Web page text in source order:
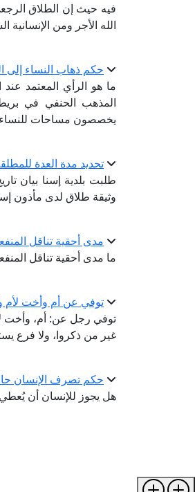
فيه حيث إن الطلاق
الله الأجر ومن الإنسانية
حكم ذهاب النساء إلى
ما هو الرأي المعتمد
المذهب الحنفي في
يخصصون مساحات
تحديد مدة العدة
وثيقة طلاق لدى مأذون
مدى أحقية تناقل
ما مدى أحقية تناقل
توفي عن أم وأخت
توفي رجل عن: أم، وأخت
غير من ذكروا، ولا فرع
حكم تصرف الإنسان
هل يجوز للإنسان أن يُعطي